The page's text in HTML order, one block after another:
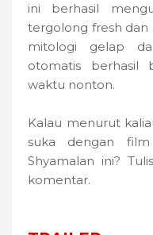
ini berhasil
tergolong fresh dan
mitologi gelap
otomatis berhasil
waktu nonton.
Kalau menurut
suka dengan
Shyamalan ini?
komentar.